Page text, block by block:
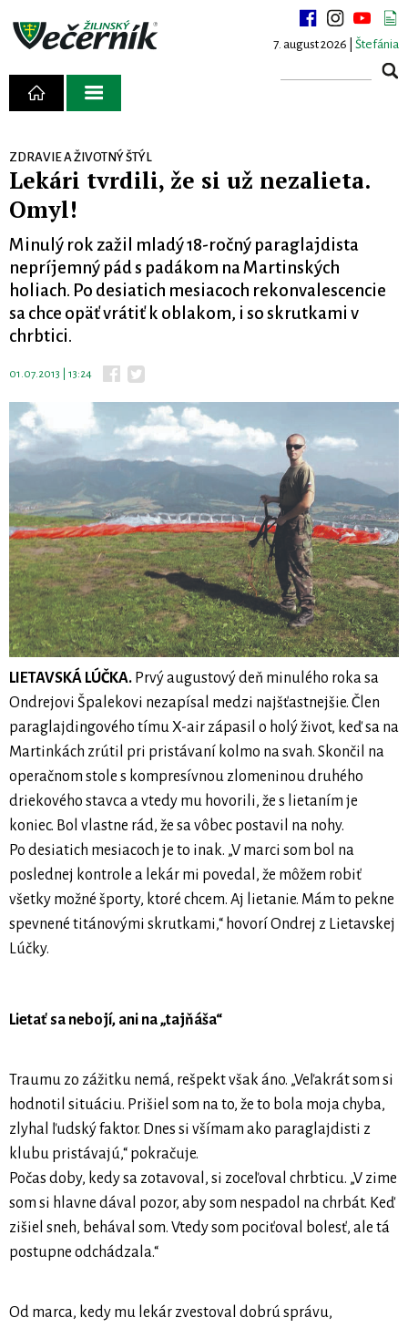
7. august 2026 | Štefánia
ZDRAVIE A ŽIVOTNÝ ŠTÝL
Lekári tvrdili, že si už nezalieta.
Omyl!
Minulý rok zažil mladý 18-ročný paraglajdista
nepríjemný pád s padákom na Martinských
holiach. Po desiatich mesiacoch rekonvalescencie
sa chce opäť vrátiť k oblakom, i so skrutkami v
chrbtici.
01.07.2013 | 13:24
LIETAVSKÁ LÚČKA. Prvý augustový deň minulého roka sa
Ondrejovi Špalekovi nezapísal medzi najšťastnejšie. Člen
paraglajdingového tímu X-air zápasil o holý život, keď sa na
Martinkách zrútil pri pristávaní kolmo na svah. Skončil na
operačnom stole s kompresívnou zlomeninou druhého
driekového stavca a vtedy mu hovorili, že s lietaním je
koniec. Bol vlastne rád, že sa vôbec postavil na nohy.
Po desiatich mesiacoch je to inak. „V marci som bol na
poslednej kontrole a lekár mi povedal, že môžem robiť
všetky možné športy, ktoré chcem. Aj lietanie. Mám to pekne
spevnené titánovými skrutkami,“ hovorí Ondrej z Lietavskej
Lúčky.
Lietať sa nebojí, ani na „tajňáša“
Traumu zo zážitku nemá, rešpekt však áno. „Veľakrát som si
hodnotil situáciu. Prišiel som na to, že to bola moja chyba,
zlyhal ľudský faktor. Dnes si všímam ako paraglajdisti z
klubu pristávajú,“ pokračuje.
Počas doby, kedy sa zotavoval, si zoceľoval chrbticu. „V zime
som si hlavne dával pozor, aby som nespadol na chrbát. Keď
zišiel sneh, behával som. Vtedy som pociťoval bolesť, ale tá
postupne odchádzala.“
Od marca, kedy mu lekár zvestoval dobrú správu,